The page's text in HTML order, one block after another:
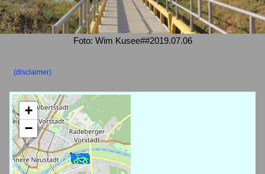
Foto: Wim Kusee##2019.07.06
(disclaimer)
+
−